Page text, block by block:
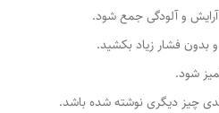
و آلودگی جمع شود.
فشار زیاد بکشید.
شود.
چیز دیگری نوشته شده باشد.